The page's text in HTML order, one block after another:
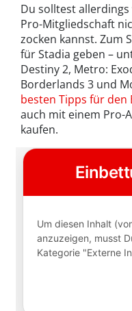
Du solltest
Pro-Mitgliedschaft
zocken kannst. Zum
für Stadia geben –
Destiny 2, Metro:
Borderlands 3 und
besten Tipps für den
auch mit einem Pro-
kaufen.